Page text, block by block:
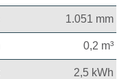
1.051 mm
0,2 m³
2,5 kWh